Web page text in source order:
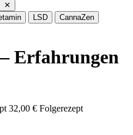
✕
LSD CannaZen
Erfahrungen
32,00 € Folgerezept